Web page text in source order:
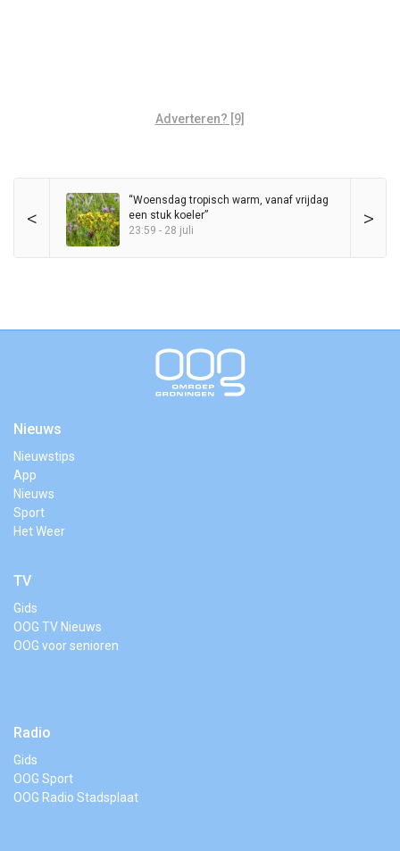
Adverteren? [9]
< >
“Woensdag tropisch warm, vanaf vrijdag
een stuk koeler”
23:59 - 28 juli
Nieuws
Nieuwstips
App
Nieuws
Sport
Het Weer
TV
Gids
OOG TV Nieuws
OOG voor senioren
Radio
Gids
OOG Sport
OOG Radio Stadsplaat